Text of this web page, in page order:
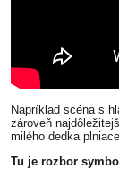
Napríklad scéna s
zároveň
milého dedka
Tu je rozbor